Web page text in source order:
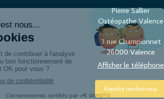
Pierre Sallier
Ostéopathe Valence
3 rue Championnet
26000 Valence
Afficher le téléphone
Prendre rendez-vous